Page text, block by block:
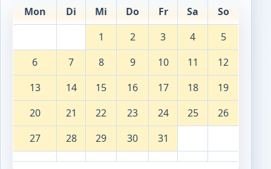
Mon Di Mi Do Fr Sa
So
1
2 3 4
5
6
7 8 9 10 11
12
13
14 15 16 17 18
19
20
21 22 23 24 25
26
27
28 29 30 31